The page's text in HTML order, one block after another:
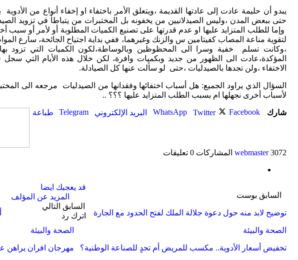
يبدو أن حليمة عادت إلى عادتها القديمة ،ويتعلق الأمر باختفاء او إخفاء أنواع من
حتى ببعض المدن ،وليس الصيدلانيين من يخفونه بل المختبرات من يتباطأ في تزويد
لتقوية مناعة المصاب كفيتامين س والزنك وغيرهما، ففي بداية اجتياح الجائحة، سارع
،وكانت تسلم خفية وسرا الى المحظوظين وبالوساطة،لكون الكميات التي تزود بها
المؤكدة،عادت الى الظهور من جديد وبكميات وافرة، لكن خلال هذه الأيام التي سجل
الاختفاء ،ولن تجدها بالصيدليات ،حتى لو سألت عنها كل الصيادلة.
السؤال الذي يراود الجميع: هل أسباب اختفائها وفقدانها من الصيدليات مرجعه الى
لأسباب أخرى نجهلها ام بسبب الطلب المتزايد عليها ؟؟؟ ..
شارك Facebook
Twitter
WhatsApp البريد الإلكتروني Telegram طباعة
webmaster 3072 المشاركات 0 تعليقات
السابق بوست
توضيح لابد منه حول دعوة جلالة الملك لفتح الحدود مع الجارة
قد يعجبك ايضا
المزيد عن المؤلف
الصحة والبيئة
تخفيض أسعار الأدوية.. مكسب للمريض أم تحدٍ للصناعة الوطنية؟
الصحة والبيئة
مهرجان افران يراهن
السابق التالي
اترك رد